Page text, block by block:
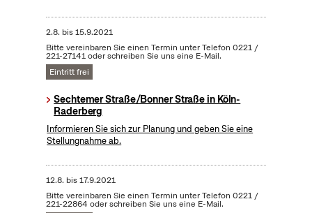
2.8. bis15.9.2021
Bitte vereinbaren Sie einen Termin unter Telefon 0221 /
221-27141 oder schreiben Sie uns eine E-Mail.
Eintritt frei
Sechtemer Straße/Bonner Straße in Köln-
Raderberg
Informieren Sie sich zur Planung und geben Sie eine
Stellungnahme ab.
12.8. bis17.9.2021
Bitte vereinbaren Sie einen Termin unter Telefon 0221 /
221-22864 oder schreiben Sie uns eine E-Mail.